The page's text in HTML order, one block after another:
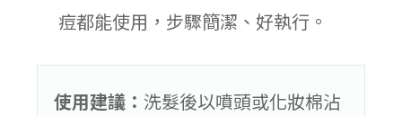
痘都能使用，步驟簡潔、好執行。
使用建議： 洗髮後以噴頭或化妝棉沾